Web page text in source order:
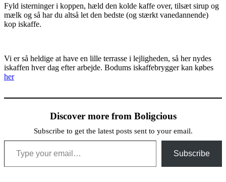
Fyld isterninger i koppen, hæld den kolde kaffe over, tilsæt sirup og
mælk og så har du altså let den bedste (og stærkt vanedannende)
kop iskaffe.
Vi er så heldige at have en lille terrasse i lejligheden, så her nydes
iskaffen hver dag efter arbejde. Bodums iskaffebrygger kan købes
her
Discover more from Boligcious
Subscribe to get the latest posts sent to your email.
Type your email…
Subscribe